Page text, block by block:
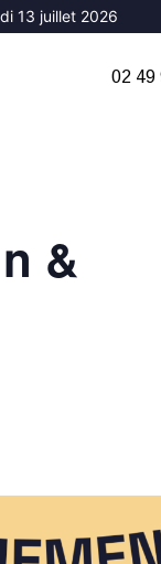
13 juillet 2026
02 49
&